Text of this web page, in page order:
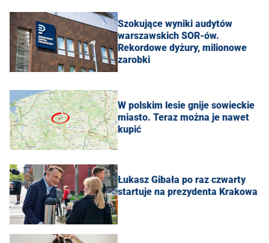
Szokujące wyniki audytów
warszawskich SOR-ów.
Rekordowe dyżury, milionowe
zarobki
W polskim lesie gnije sowieckie
miasto. Teraz można je nawet
kupić
Łukasz Gibała po raz czwarty
startuje na prezydenta Krakowa